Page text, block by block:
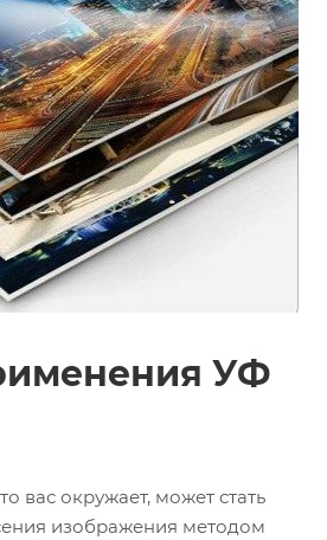
УФ
вас окружает, может стать
изображения методом